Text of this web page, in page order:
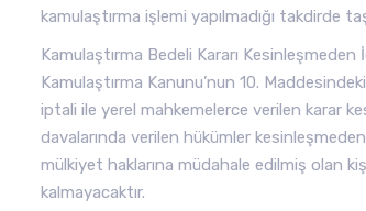
kamulaştırma işlemi yapılmadığı takdirde
Kamulaştırma Bedeli Kararı
Kamulaştırma Kanunu’nun 10.
iptali ile yerel mahkemelerce verilen karar
davalarında verilen hükümler
mülkiyet haklarına müdahale edilmiş olan
kalmayacaktır.